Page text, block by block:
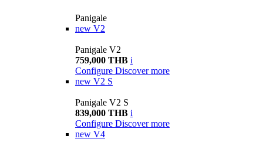
Panigale
new V2
Panigale V2
759,000 THB i
Configure Discover more
new V2 S
Panigale V2 S
839,000 THB i
Configure Discover more
new V4